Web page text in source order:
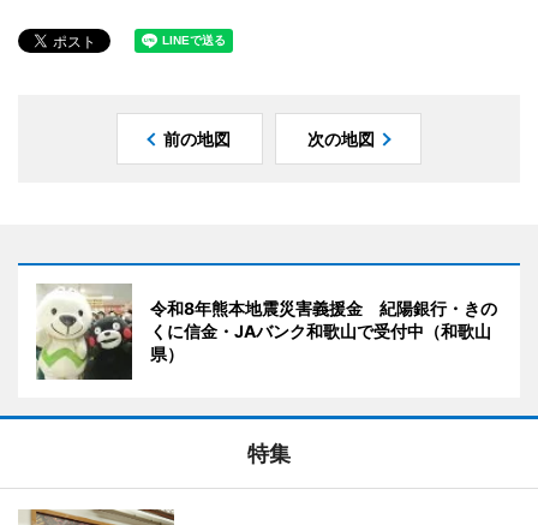
前の地図 次の地図
令和8年熊本地震災害義援金 紀陽銀行・きの
くに信金・JAバンク和歌山で受付中（和歌山
県）
特集